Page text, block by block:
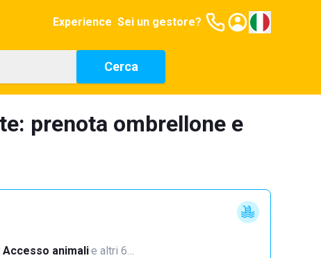
Experience Sei un gestore?
Cerca
prenota ombrellone e
Accesso animali·e altri 6…